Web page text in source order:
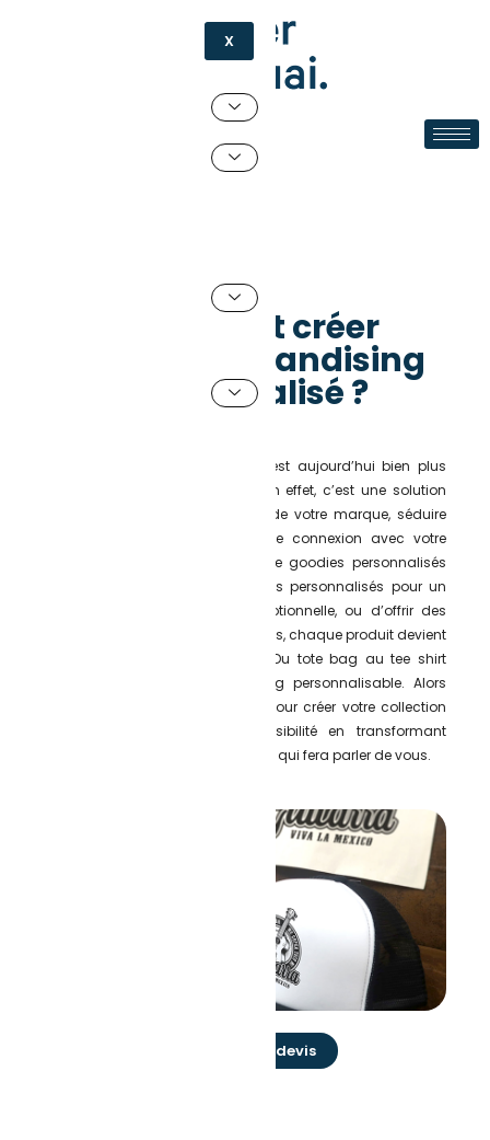
X
Comment créer
votre merchandising
personnalisé ?
Le merchandising personnalisé est aujourd’hui bien plus
qu’un simple objet publicitaire. En effet, c’est une solution
efficace pour renforcer l’identité de votre marque, séduire
vos clients et créer une véritable connexion avec votre
équipe. Que vous ayez besoin de goodies personnalisés
pour un événement, de vêtements personnalisés pour un
salon ou une campagne promotionnelle, ou d’offrir des
cadeaux d’entreprise à vos équipes, chaque produit devient
un support marketing puissant. Du tote bag au tee shirt
imprimé en passant par le mug personnalisable. Alors
n’hésitez pas à nous contacter pour créer votre collection
sur-mesure et booster votre visibilité en transformant
chaque article en cadeau original qui fera parler de vous.
Demande de devis